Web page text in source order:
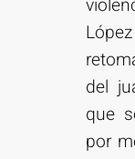
del
que
por